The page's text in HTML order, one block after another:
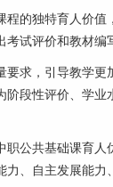
的独特育人价值
试评价和教材编
求，引导教学更
段性评价、学业
公共基础课育人
、自主发展能